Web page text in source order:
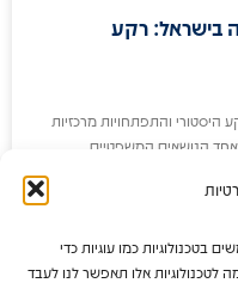
בטכנולוגיות כמו עוגיות כדי
אלו תאפשר לנו לעבד
בישראל: רקע
והתפתחויות מרכזיות
הנושאים המשפטיים